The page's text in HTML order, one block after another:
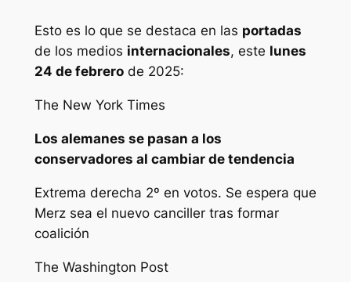
Esto es lo que se destaca en las portadas
de los medios internacionales, este lunes
24 de febrerode 2025:
The New York Times
Los alemanes se pasan a los
conservadores al cambiar de tendencia
Extrema derecha 2º en votos. Se espera que
Merz sea el nuevo canciller tras formar
coalición
The Washington Post